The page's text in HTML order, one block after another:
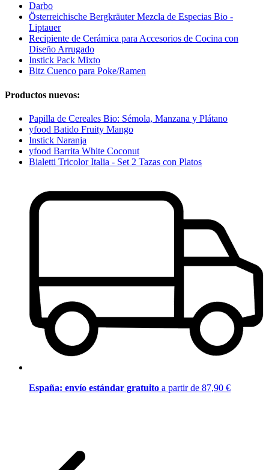
Darbo
Österreichische Bergkräuter Mezcla de Especias Bio -
Liptauer
Recipiente de Cerámica para Accesorios de Cocina con
Diseño Arrugado
Instick Pack Mixto
Bitz Cuenco para Poke/Ramen
Productos nuevos:
Papilla de Cereales Bio: Sémola, Manzana y Plátano
yfood Batido Fruity Mango
Instick Naranja
yfood Barrita White Coconut
Bialetti Tricolor Italia - Set 2 Tazas con Platos
España: envío estándar gratuito a partir de 87,90 €